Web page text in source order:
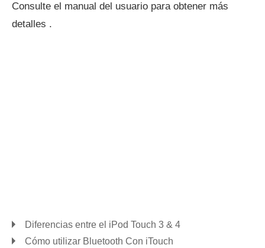
Consulte el manual del usuario para obtener más
detalles .
Diferencias entre el iPod Touch 3 & 4
Cómo utilizar Bluetooth Con iTouch